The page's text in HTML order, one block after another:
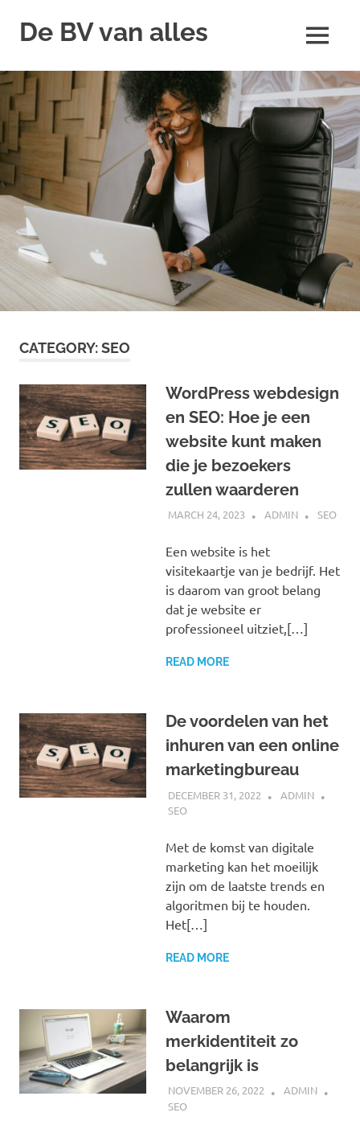
De BV van alles MENU
CATEGORY:SEO
WordPress webdesign
en SEO: Hoe je een
website kunt maken
die je bezoekers
zullen waarderen
MARCH 24, 2023 ADMIN SEO
Een website is het
visitekaartje van je bedrijf. Het
is daarom van groot belang
dat je website er
professioneel uitziet,[…]
READ MORE
De voordelen van het
inhuren van een online
marketingbureau
DECEMBER 31, 2022
ADMIN
SEO
Met de komst van digitale
marketing kan het moeilijk
zijn om de laatste trends en
algoritmen bij te houden.
Het[…]
READ MORE
Waarom
merkidentiteit zo
belangrijk is
NOVEMBER 26, 2022
ADMIN
SEO